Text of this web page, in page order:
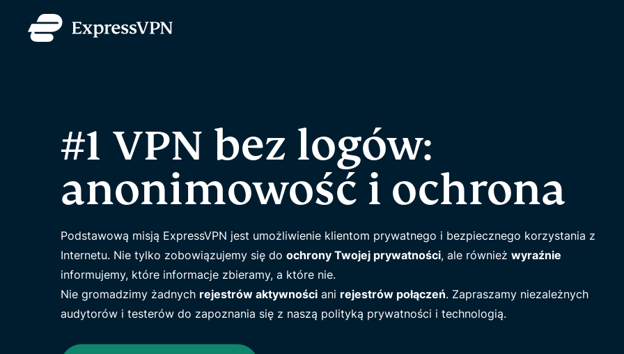
#1 VPN bez logów:
anonimowość i ochrona
Podstawową misją ExpressVPN jest umożliwienie klientom prywatnego i bezpiecznego korzystania z
Internetu. Nie tylko zobowiązujemy się do ochrony Twojej prywatności, ale również wyraźnie
informujemy, które informacje zbieramy, a które nie.
Nie gromadzimy żadnych rejestrów aktywności ani rejestrów połączeń. Zapraszamy niezależnych
audytorów i testerów do zapoznania się z naszą polityką prywatności i technologią.